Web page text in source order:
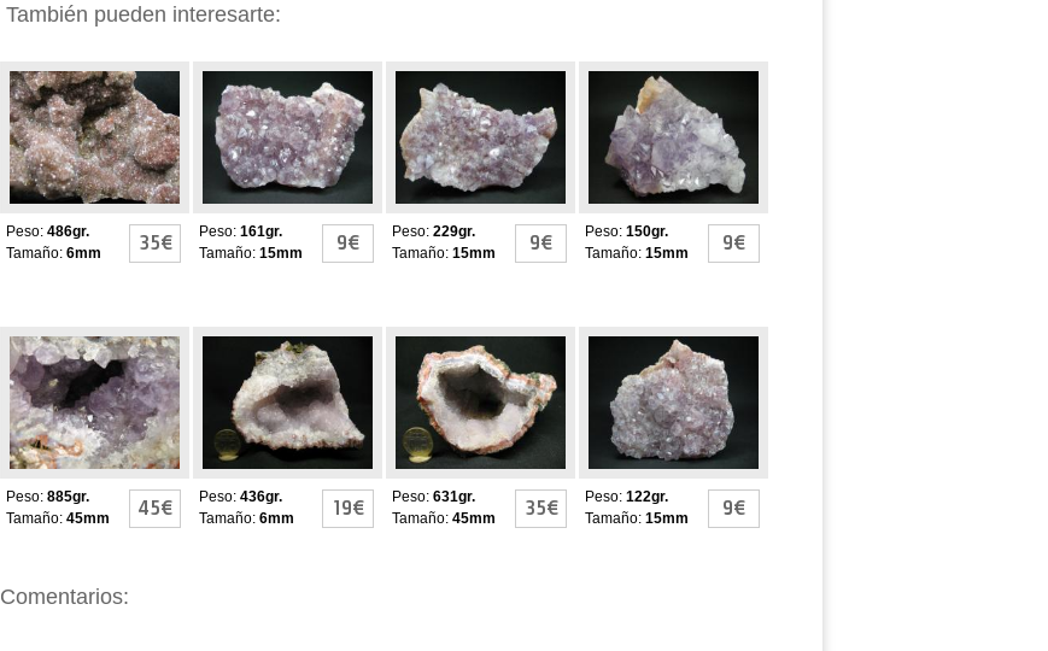
También pueden interesarte:
GEODAS DE
AMATISTA
Peso: 486gr.
Tamaño: 6mm 35€
GEODAS DE
AMATISTA
Peso: 161gr.
Tamaño: 15mm 9€
GEODAS DE
AMATISTA
Peso: 229gr.
Tamaño: 15mm 9€
GEODAS DE
AMATISTA
Peso: 150gr.
Tamaño: 15mm 9€
GEODAS DE
AMATISTA
Peso: 885gr.
Tamaño: 45mm 45€
GEODAS DE
AMATISTA
Peso: 436gr.
Tamaño: 6mm 19€
GEODAS DE
AMATISTA
Peso: 631gr.
Tamaño: 45mm 35€
GEODAS DE
AMATISTA
Peso: 122gr.
Tamaño: 15mm 9€
Comentarios: